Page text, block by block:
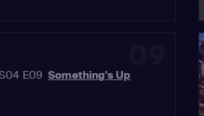
E09 Something's Up